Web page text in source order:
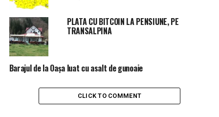
PLATA CU BITCOIN LA PENSIUNE, PE
TRANSALPINA
Barajul de la Oașa luat cu asalt de gunoaie
CLICK TO COMMENT